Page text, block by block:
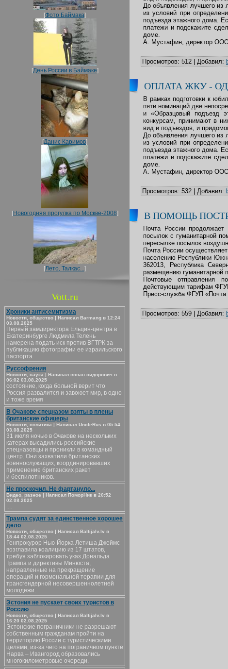
[Фото Баймака]
[День России в Баймаке]
[Данис Каримов]
[Новогодняя прогулка по Москве-2008]
[Лето, Талкас...]
Vott.ru
Хроники антисемитизма
Новости, общество | Написал Barmang в 12:24
03.08.2025
Первый замдиректора Ельцин-центра в
Екатеринбурге Людмила Телень
намерена подать иск против ВГТРК за
публикацию фотографии ее израильского
паспорта
Руссофрения
Новости, наука | Написал вован сидорович в
06:02 03.08.2025
состояние, когда больной верит что
Россия развалится и завоюет мир, в одно
и тоже время
В Очакове спецназом взяты в плены
британские офицеры
Новости, политика | Написал UncleRus в 05:54
03.08.2025
31 июля ночью в Очакове на нескольких
катерах высадились российские
спецназовцы и проникли в командный
центр. Они захватили британских
военнослужащих, координировавших
применение британских ракет
и беспилотников.
Не проскочил. Не фартануло...
Видео, разное | Написал ПоморНик в 20:52
02.08.2025
....
Трампа судят за единственное хорошее
дело
Новости, общество | Написал Baltijalv.lv в
18:44 02.08.2025
Генпрокурор Нью-Йорка Летиша Джеймс
возглавила коалицию из 17 штатов,
требуя заблокировать указ Дональда
Трампа и директивы Минюста,
направленные на прекращение
операций и гормональной терапии для
трансгендерной несовершеннолетней
молодежи.
Эстония не пускает своих туристов в
Россию
Новости, общество | Написал Baltijalv.lv в
16:20 02.08.2025
Эстонские пограничники не разрешают
собственным гражданам пройти на
территорию России с туристическими
целями, из-за чего на пограничном пункте
Нарва – Ивангород образовались
многокилометровые очереди.
До объявления лучшего из
из условий при
подъезда этажного дома.
платежи и подскажите
доме.
А. Мустафин, директор
Просмотров: 512 Добавил:
ОПЛАТА ЖКУ -
В рамках подготовки к
пяти номинаций две
и «Образцовый подъезд
конкурсам, принимают в
вид и подъездов, и
До объявления лучшего из
из условий при
подъезда этажного дома.
платежи и подскажите
доме.
А. Мустафин, директор
Просмотров: 532 Добавил:
В ПОМОЩЬ
Почта России
посылок с гуманитарной
пересылке посылок
Почта России
населению Республики
362013, Республика
размещению гуманитарной
Почтовые отправления
действующим тарифам
Пресс-служба ФГУП «Почта
Просмотров: 559 Добавил: